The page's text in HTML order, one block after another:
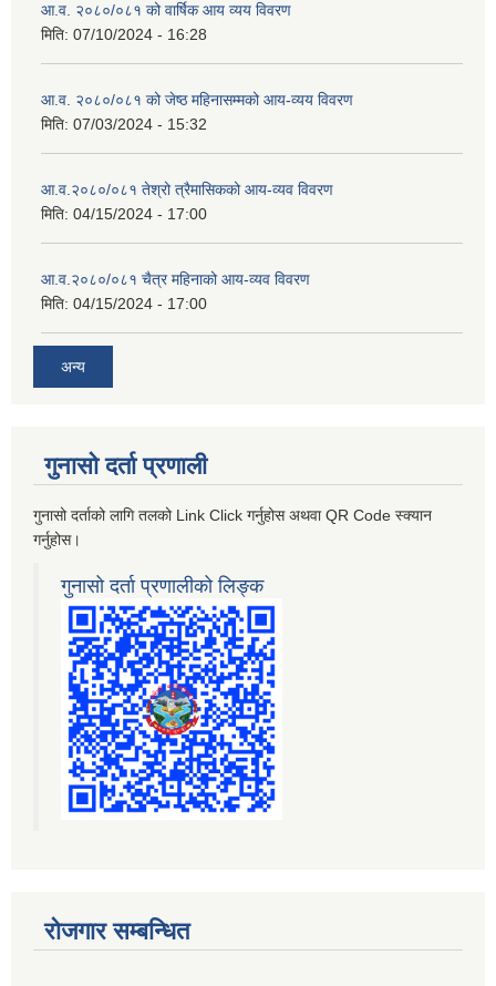
आ.व. २०८०/०८१ को वार्षिक आय व्यय विवरण
मिति: 07/10/2024 - 16:28
आ.व. २०८०/०८१ को जेष्ठ महिनासम्मको आय-व्यय विवरण
मिति: 07/03/2024 - 15:32
आ.व.२०८०/०८१ तेश्रो त्रैमासिकको आय-व्यव विवरण
मिति: 04/15/2024 - 17:00
आ.व.२०८०/०८१ चैत्र महिनाको आय-व्यव विवरण
मिति: 04/15/2024 - 17:00
अन्य
गुनासो दर्ता प्रणाली
गुनासो दर्ताको लागि तलको Link Click गर्नुहोस अथवा QR Code स्क्यान
गर्नुहोस।
गुनासो दर्ता प्रणालीको लिङ्क
रोजगार सम्बन्धित